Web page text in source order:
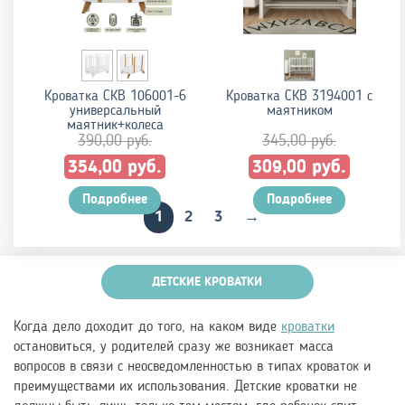
Кроватка СКВ 106001-6
универсальный
маятник+колеса
390,00руб.
Первоначальная
цена
составляла
390,00 руб..
354,00 руб.
354,00 руб..
Подробнее
Кроватка СКВ 3194001 с
маятником
345,00руб.
Первоначальная
цена
составляла
345,00 руб..
309,00 руб.
Подробнее
1 2 3 →
ДЕТСКИЕ КРОВАТКИ
Когда дело доходит до того, на каком виде кроватки
остановиться, у родителей сразу же возникает масса
вопросов в связи с неосведомленностью в типах кроваток и
преимуществами их использования. Детские кроватки не